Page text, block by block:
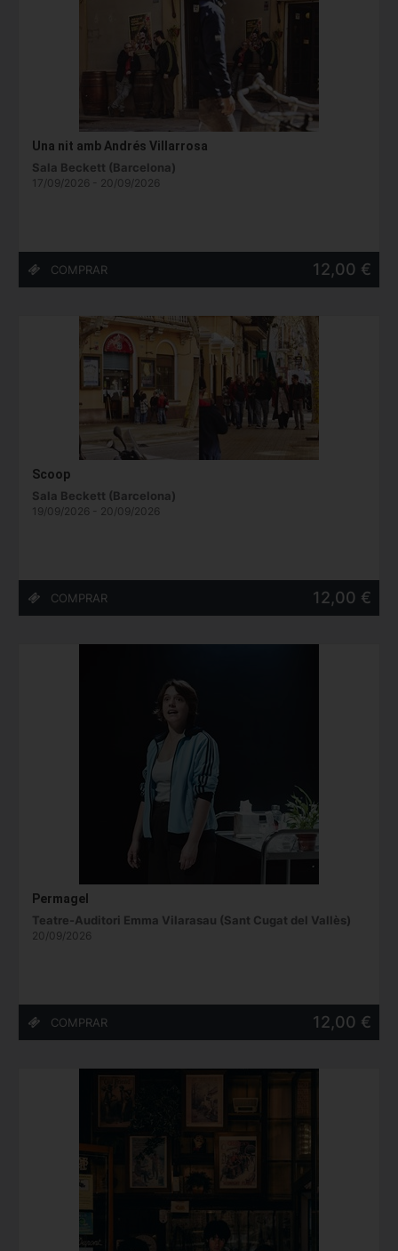
Una nit amb Andrés Villarrosa
Sala Beckett (Barcelona)
17/09/2026 - 20/09/2026
12,00 €
Scoop
Sala Beckett (Barcelona)
19/09/2026 - 20/09/2026
12,00 €
Permagel
Teatre-Auditori Emma Vilarasau (Sant Cugat del Vallès)
20/09/2026
12,00 €